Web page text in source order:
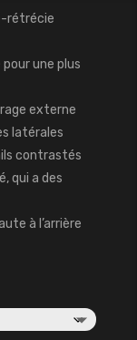
rétrécie
une plus
externe
latérales
contrastés
qui a des
à l’arrière